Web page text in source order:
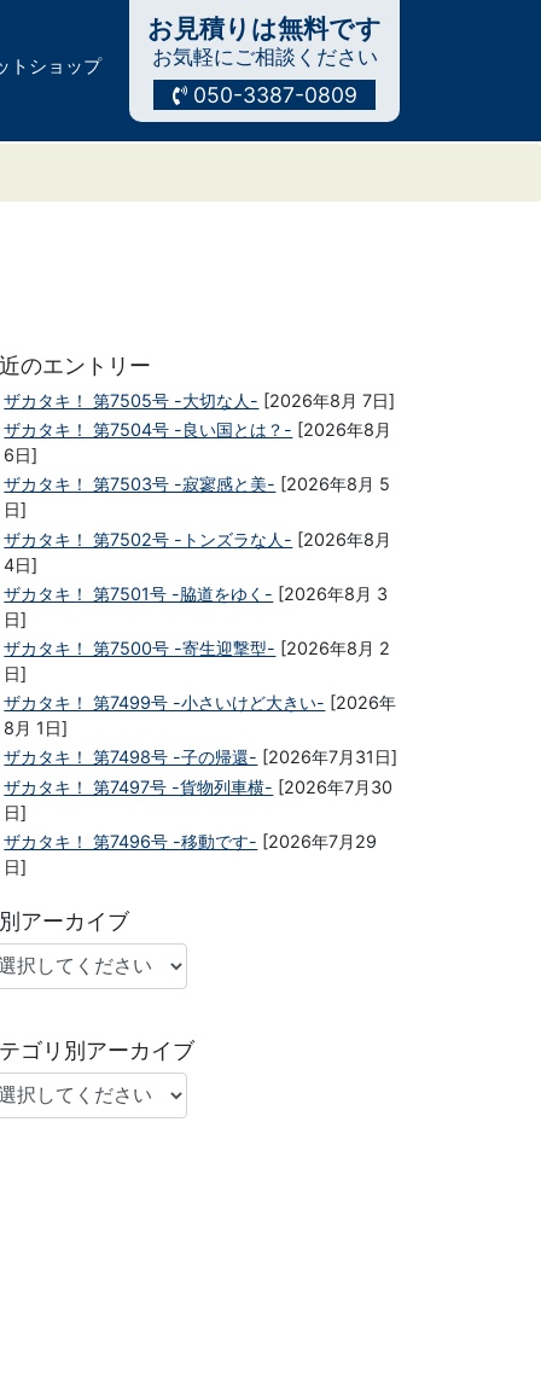
トショップ
お見積りは無料です
お気軽にご相談ください
050-3387-0809
のエントリー
ザカタキ！ 第7505号 -大切な人- [2026年8月 7日]
ザカタキ！ 第7504号 -良い国とは？- [2026年8月
6日]
ザカタキ！ 第7503号 -寂寥感と美- [2026年8月 5
日]
ザカタキ！ 第7502号 -トンズラな人- [2026年8月
4日]
ザカタキ！ 第7501号 -脇道をゆく- [2026年8月 3
日]
ザカタキ！ 第7500号 -寄生迎撃型- [2026年8月 2
日]
ザカタキ！ 第7499号 -小さいけど大きい- [2026年
8月 1日]
ザカタキ！ 第7498号 -子の帰還- [2026年7月31日]
ザカタキ！ 第7497号 -貨物列車横- [2026年7月30
日]
ザカタキ！ 第7496号 -移動です- [2026年7月29
日]
アーカイブ
ゴリ別アーカイブ